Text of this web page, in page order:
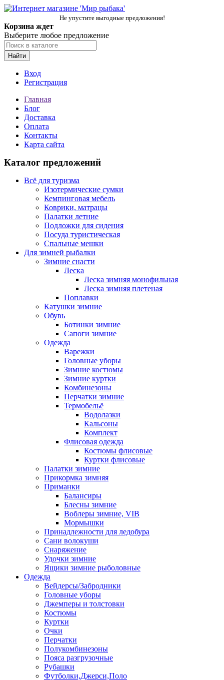
Не упустите выгодные предложения!
Корзина ждет
Выберите любое предложение
Найти
Вход
Регистрация
Главная
Блог
Доставка
Оплата
Контакты
Карта сайта
Каталог предложений
Всё для туризма
Изотермические сумки
Кемпинговая мебель
Коврики, матрацы
Палатки летние
Подложки для сидения
Посуда туристическая
Спальные мешки
Для зимней рыбалки
Зимние снасти
Леска
Леска зимняя монофильная
Леска зимняя плетеная
Поплавки
Катушки зимние
Обувь
Ботинки зимние
Сапоги зимние
Одежда
Варежки
Головные уборы
Зимние костюмы
Зимние куртки
Комбинезоны
Перчатки зимние
Термобельё
Водолазки
Кальсоны
Комплект
Флисовая одежда
Костюмы флисовые
Куртки флисовые
Палатки зимние
Прикормка зимняя
Приманки
Балансиры
Блесны зимние
Воблеры зимние, VIB
Мормышки
Принадлежности для ледобура
Сани волокуши
Снаряжение
Удочки зимние
Ящики зимние рыболовные
Одежда
Вейдерсы/Забродники
Головные уборы
Джемперы и толстовки
Костюмы
Куртки
Очки
Перчатки
Полукомбинезоны
Пояса разгрузочные
Рубашки
Футболки,Джерси,Поло